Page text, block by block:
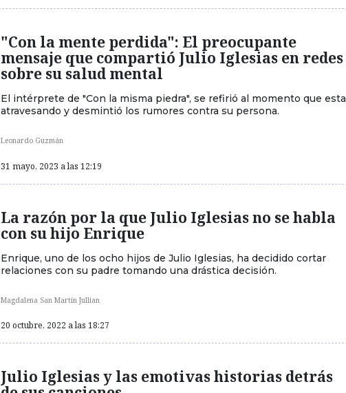
"Con la mente perdida": El preocupante
mensaje que compartió Julio Iglesias en redes
sobre su salud mental
El intérprete de "Con la misma piedra", se refirió al momento que esta
atravesando y desmintió los rumores contra su persona.
Leonardo Guzmán
31 mayo, 2023 a las 12:19
La razón por la que Julio Iglesias no se habla
con su hijo Enrique
Enrique, uno de los ocho hijos de Julio Iglesias, ha decidido cortar
relaciones con su padre tomando una drástica decisión.
Magdalena San Martín Jullian
20 octubre, 2022 a las 18:27
Julio Iglesias y las emotivas historias detrás